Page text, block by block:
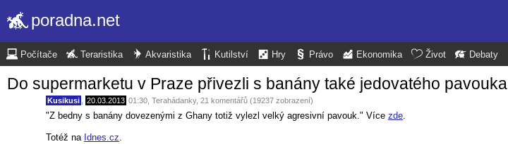
poradna.net
Počítače Teraristika Akvaristika Kutilství Hry Právo Ekonomika Život Debaty
Do supermarketu v Praze přivezli s banány také jedovatého pavouka
Kusikusi 20.03.2013 01:30 Terahádanky, 21 komentářů (19237 zobrazení)
"Z bedny s banány dovezenými z Ghany totiž vylezl velký agresivní pavouk." Více zde.
Totéž na Idnes.cz.